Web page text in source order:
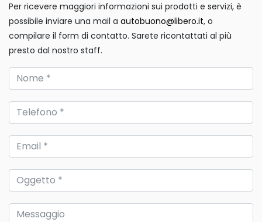
Per ricevere maggiori informazioni sui prodotti e servizi, è
possibile inviare una mail a autobuono@libero.it, o
compilare il form di contatto. Sarete ricontattati al più
presto dal nostro staff.